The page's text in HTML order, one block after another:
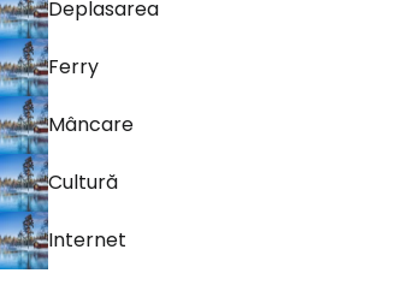
Deplasarea
Ferry
Mâncare
Cultură
Internet